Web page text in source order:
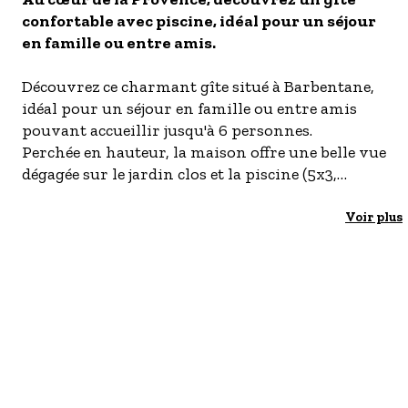
- Les établissements Accueil vélo
LES OFFRES MYPROVENCE
S'inscrire à nos newsletters
confortable avec piscine, idéal pour un séjour
en famille ou entre amis.
Découvrez ce charmant gîte situé à Barbentane,
idéal pour un séjour en famille ou entre amis
pouvant accueillir jusqu'à 6 personnes.
Perchée en hauteur, la maison offre une belle vue
dégagée sur le jardin clos et la piscine (5x3,
chlore, 1er mise en eau fin avril 2026), pour desVoir plus